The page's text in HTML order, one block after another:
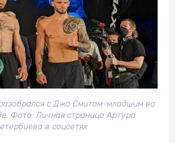
с Джо Смитом-младшим во
Фото: Личная страница Артура
в соцсетях